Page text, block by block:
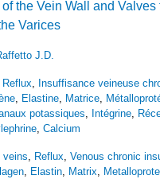
the Vein Wall and Valves
Varices
J.D.
Reflux Insuffisance veineuse
Elastine Matrice
potassiques Intégrine
Calcium
veins Reflux Venous chronic
Elastin Matrix